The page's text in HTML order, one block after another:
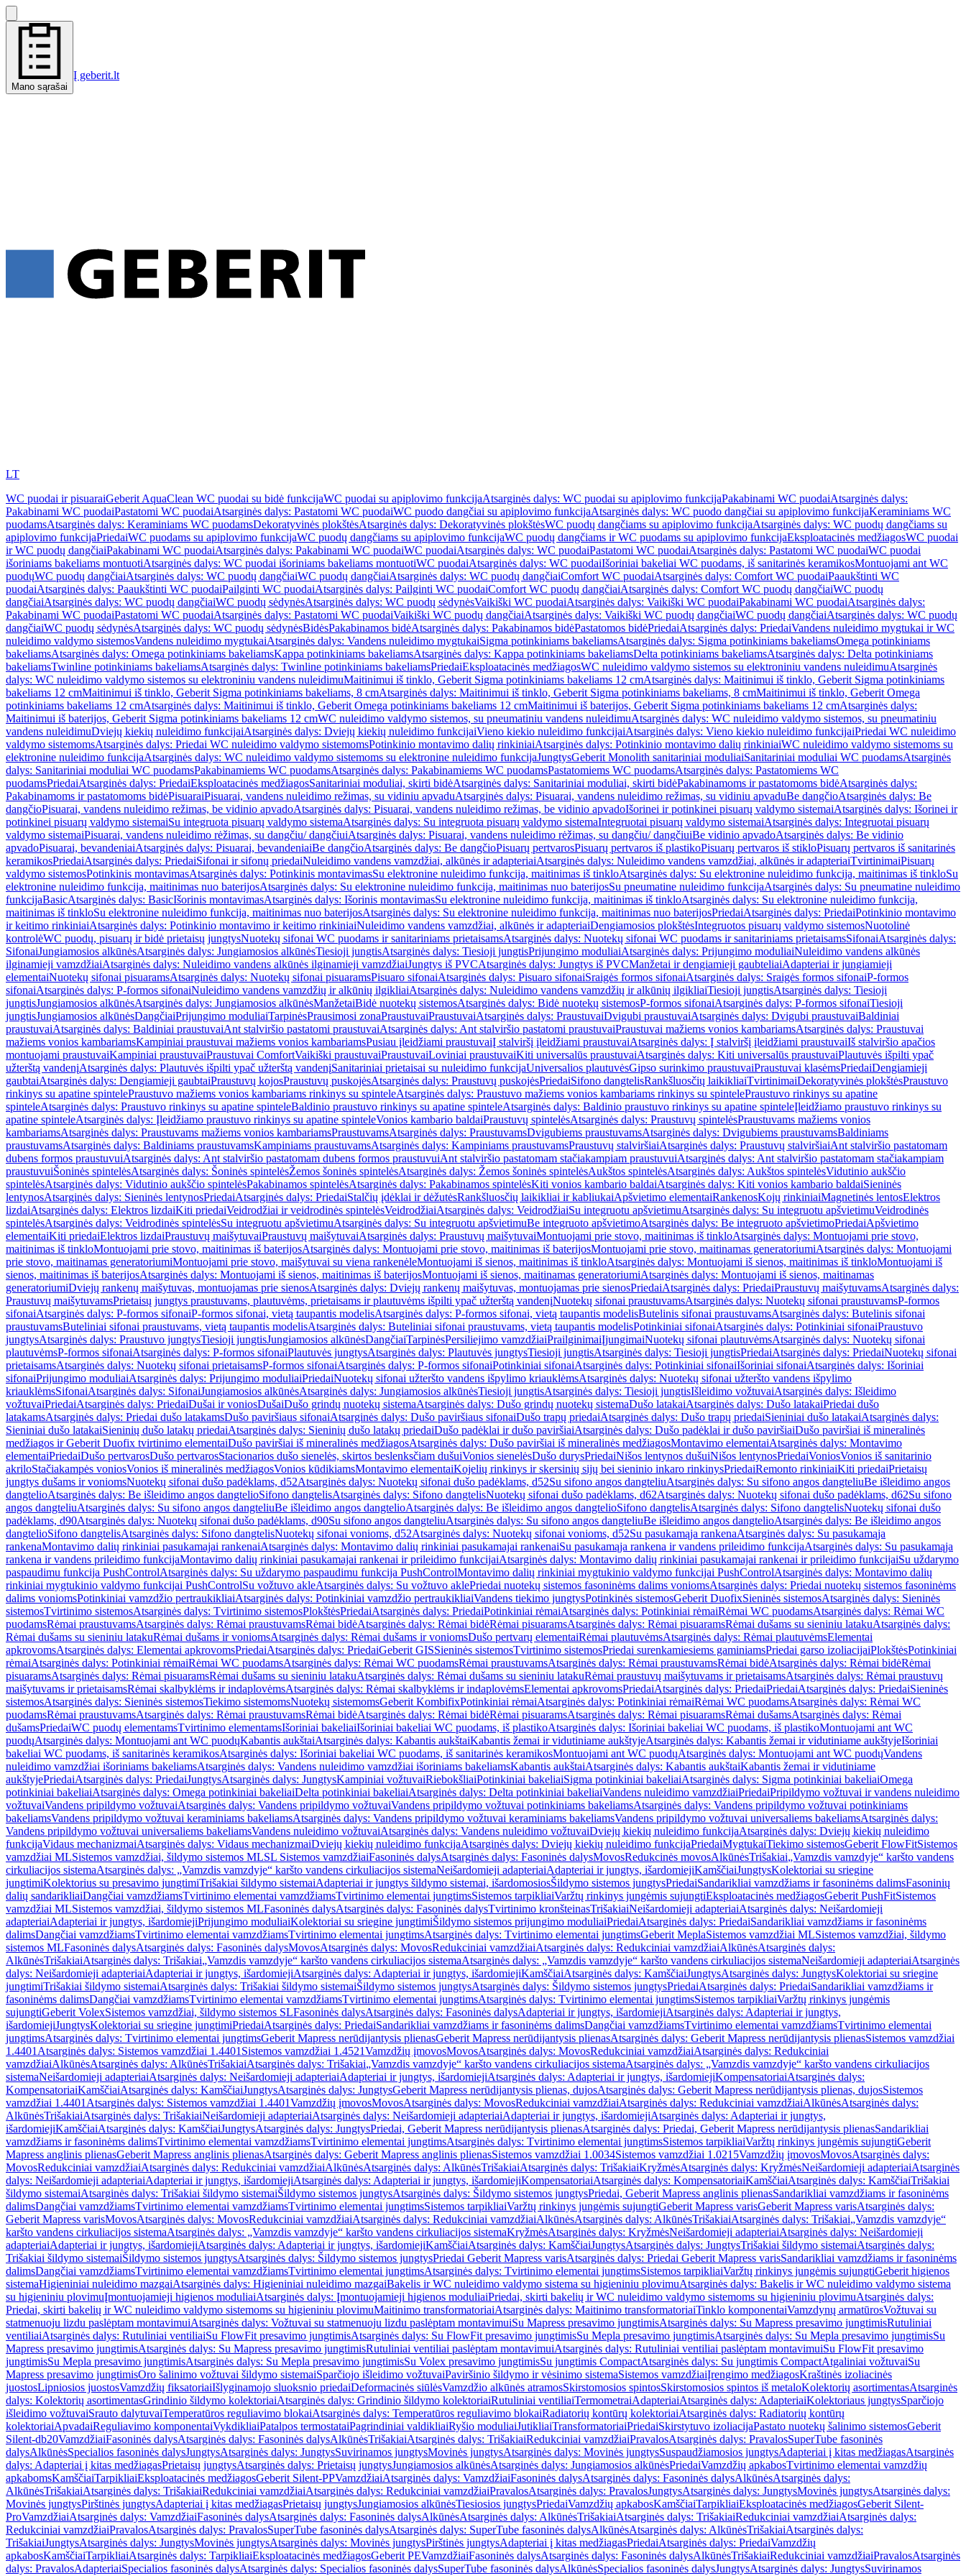
Mano sąrašai
Į geberit.lt
LT
WC puodai ir pisuaraiGeberit AquaClean WC puodai su bidė funkcijaWC puodai su apiplovimo funkcijaAtsarginės dalys: WC puodai su apiplovimo funkcijaPakabinami WC puodaiAtsarginės dalys:
Pakabinami WC puodaiPastatomi WC puodaiAtsarginės dalys: Pastatomi WC puodaiWC puodo dangčiai su apiplovimo funkcijaAtsarginės dalys: WC puodo dangčiai su apiplovimo funkcijaKeraminiams WC
puodamsAtsarginės dalys: Keraminiams WC puodamsDekoratyvinės plokštėsAtsarginės dalys: Dekoratyvinės plokštėsWC puodų dangčiams su apiplovimo funkcijaAtsarginės dalys: WC puodų dangčiams su
apiplovimo funkcijaPriedaiWC puodams su apiplovimo funkcijaWC puodų dangčiams su apiplovimo funkcijaWC puodų dangčiams ir WC puodams su apiplovimo funkcijaEksploatacinės medžiagosWC puodai
ir WC puodų dangčiaiPakabinami WC puodaiAtsarginės dalys: Pakabinami WC puodaiWC puodaiAtsarginės dalys: WC puodaiPastatomi WC puodaiAtsarginės dalys: Pastatomi WC puodaiWC puodai
išoriniams bakeliams montuotiAtsarginės dalys: WC puodai išoriniams bakeliams montuotiWC puodaiAtsarginės dalys: WC puodaiIšoriniai bakeliai WC puodams, iš sanitarinės keramikosMontuojami ant WC
puodųWC puodų dangčiaiAtsarginės dalys: WC puodų dangčiaiWC puodų dangčiaiAtsarginės dalys: WC puodų dangčiaiComfort WC puodaiAtsarginės dalys: Comfort WC puodaiPaaukštinti WC
puodaiAtsarginės dalys: Paaukštinti WC puodaiPailginti WC puodaiAtsarginės dalys: Pailginti WC puodaiComfort WC puodų dangčiaiAtsarginės dalys: Comfort WC puodų dangčiaiWC puodų
dangčiaiAtsarginės dalys: WC puodų dangčiaiWC puodų sėdynėsAtsarginės dalys: WC puodų sėdynėsVaikiški WC puodaiAtsarginės dalys: Vaikiški WC puodaiPakabinami WC puodaiAtsarginės dalys:
Pakabinami WC puodaiPastatomi WC puodaiAtsarginės dalys: Pastatomi WC puodaiVaikiški WC puodų dangčiaiAtsarginės dalys: Vaikiški WC puodų dangčiaiWC puodų dangčiaiAtsarginės dalys: WC puodų
dangčiaiWC puodų sėdynėsAtsarginės dalys: WC puodų sėdynėsBidėsPakabinamos bidėAtsarginės dalys: Pakabinamos bidėPastatomos bidėPriedaiAtsarginės dalys: PriedaiVandens nuleidimo mygtukai ir WC
nuleidimo valdymo sistemosVandens nuleidimo mygtukaiAtsarginės dalys: Vandens nuleidimo mygtukaiSigma potinkiniams bakeliamsAtsarginės dalys: Sigma potinkiniams bakeliamsOmega potinkiniams
bakeliamsAtsarginės dalys: Omega potinkiniams bakeliamsKappa potinkiniams bakeliamsAtsarginės dalys: Kappa potinkiniams bakeliamsDelta potinkiniams bakeliamsAtsarginės dalys: Delta potinkiniams
bakeliamsTwinline potinkiniams bakeliamsAtsarginės dalys: Twinline potinkiniams bakeliamsPriedaiEksploatacinės medžiagosWC nuleidimo valdymo sistemos su elektroniniu vandens nuleidimuAtsarginės
dalys: WC nuleidimo valdymo sistemos su elektroniniu vandens nuleidimuMaitinimui iš tinklo, Geberit Sigma potinkiniams bakeliams 12 cmAtsarginės dalys: Maitinimui iš tinklo, Geberit Sigma potinkiniams
bakeliams 12 cmMaitinimui iš tinklo, Geberit Sigma potinkiniams bakeliams, 8 cmAtsarginės dalys: Maitinimui iš tinklo, Geberit Sigma potinkiniams bakeliams, 8 cmMaitinimui iš tinklo, Geberit Omega
potinkiniams bakeliams 12 cmAtsarginės dalys: Maitinimui iš tinklo, Geberit Omega potinkiniams bakeliams 12 cmMaitinimui iš baterijos, Geberit Sigma potinkiniams bakeliams 12 cmAtsarginės dalys:
Maitinimui iš baterijos, Geberit Sigma potinkiniams bakeliams 12 cmWC nuleidimo valdymo sistemos, su pneumatiniu vandens nuleidimuAtsarginės dalys: WC nuleidimo valdymo sistemos, su pneumatiniu
vandens nuleidimuDviejų kiekių nuleidimo funkcijaiAtsarginės dalys: Dviejų kiekių nuleidimo funkcijaiVieno kiekio nuleidimo funkcijaiAtsarginės dalys: Vieno kiekio nuleidimo funkcijaiPriedai WC nuleidimo
valdymo sistemomsAtsarginės dalys: Priedai WC nuleidimo valdymo sistemomsPotinkinio montavimo dalių rinkiniaiAtsarginės dalys: Potinkinio montavimo dalių rinkiniaiWC nuleidimo valdymo sistemoms su
elektronine nuleidimo funkcijaAtsarginės dalys: WC nuleidimo valdymo sistemoms su elektronine nuleidimo funkcijaJungtysGeberit Monolith sanitariniai moduliaiSanitariniai moduliai WC puodamsAtsarginės
dalys: Sanitariniai moduliai WC puodamsPakabinamiems WC puodamsAtsarginės dalys: Pakabinamiems WC puodamsPastatomiems WC puodamsAtsarginės dalys: Pastatomiems WC
puodamsPriedaiAtsarginės dalys: PriedaiEksploatacinės medžiagosSanitariniai moduliai, skirti bidėAtsarginės dalys: Sanitariniai moduliai, skirti bidėPakabinamoms ir pastatomoms bidėAtsarginės dalys:
Pakabinamoms ir pastatomoms bidėPisuaraiPisuarai, vandens nuleidimo režimas, su vidiniu apvaduAtsarginės dalys: Pisuarai, vandens nuleidimo režimas, su vidiniu apvaduBe dangčioAtsarginės dalys: Be
dangčioPisuarai, vandens nuleidimo režimas, be vidinio apvadoAtsarginės dalys: Pisuarai, vandens nuleidimo režimas, be vidinio apvadoIšorinei ir potinkinei pisuarų valdymo sistemaiAtsarginės dalys: Išorinei ir
potinkinei pisuarų valdymo sistemaiSu integruota pisuarų valdymo sistemaAtsarginės dalys: Su integruota pisuarų valdymo sistemaIntegruotai pisuarų valdymo sistemaiAtsarginės dalys: Integruotai pisuarų
valdymo sistemaiPisuarai, vandens nuleidimo rėžimas, su dangčiu/ dangčiuiAtsarginės dalys: Pisuarai, vandens nuleidimo rėžimas, su dangčiu/ dangčiuiBe vidinio apvadoAtsarginės dalys: Be vidinio
apvadoPisuarai, bevandeniaiAtsarginės dalys: Pisuarai, bevandeniaiBe dangčioAtsarginės dalys: Be dangčioPisuarų pertvarosPisuarų pertvaros iš plastikoPisuarų pertvaros iš stikloPisuarų pertvaros iš sanitarinės
keramikosPriedaiAtsarginės dalys: PriedaiSifonai ir sifonų priedaiNuleidimo vandens vamzdžiai, alkūnės ir adapteriaiAtsarginės dalys: Nuleidimo vandens vamzdžiai, alkūnės ir adapteriaiTvirtinimaiPisuarų
valdymo sistemosPotinkinis montavimasAtsarginės dalys: Potinkinis montavimasSu elektronine nuleidimo funkcija, maitinimas iš tinkloAtsarginės dalys: Su elektronine nuleidimo funkcija, maitinimas iš tinkloSu
elektronine nuleidimo funkcija, maitinimas nuo baterijosAtsarginės dalys: Su elektronine nuleidimo funkcija, maitinimas nuo baterijosSu pneumatine nuleidimo funkcijaAtsarginės dalys: Su pneumatine nuleidimo
funkcijaBasicAtsarginės dalys: BasicIšorinis montavimasAtsarginės dalys: Išorinis montavimasSu elektronine nuleidimo funkcija, maitinimas iš tinkloAtsarginės dalys: Su elektronine nuleidimo funkcija,
maitinimas iš tinkloSu elektronine nuleidimo funkcija, maitinimas nuo baterijosAtsarginės dalys: Su elektronine nuleidimo funkcija, maitinimas nuo baterijosPriedaiAtsarginės dalys: PriedaiPotinkinio montavimo
ir keitimo rinkiniaiAtsarginės dalys: Potinkinio montavimo ir keitimo rinkiniaiNuleidimo vandens vamzdžiai, alkūnės ir adapteriaiDengiamosios plokštėsIntegruotos pisuarų valdymo sistemosNuotolinė
kontrolėWC puodų, pisuarų ir bidė prietaisų jungtysNuotekų sifonai WC puodams ir sanitariniams prietaisamsAtsarginės dalys: Nuotekų sifonai WC puodams ir sanitariniams prietaisamsSifonaiAtsarginės dalys:
SifonaiJungiamosios alkūnėsAtsarginės dalys: Jungiamosios alkūnėsTiesioji jungtisAtsarginės dalys: Tiesioji jungtisPrijungimo moduliaiAtsarginės dalys: Prijungimo moduliaiNuleidimo vandens alkūnės
ilginamieji vamzdžiaiAtsarginės dalys: Nuleidimo vandens alkūnės ilginamieji vamzdžiaiJungtys iš PVCAtsarginės dalys: Jungtys iš PVCManžetai ir dengiamieji gaubteliaiAdapteriai ir jungiamieji
elementaiNuotekų sifonai pisuaramsAtsarginės dalys: Nuotekų sifonai pisuaramsPisuaro sifonaiAtsarginės dalys: Pisuaro sifonaiSraigės formos sifonaiAtsarginės dalys: Sraigės formos sifonaiP-formos
sifonaiAtsarginės dalys: P-formos sifonaiNuleidimo vandens vamzdžių ir alkūnių ilgikliaiAtsarginės dalys: Nuleidimo vandens vamzdžių ir alkūnių ilgikliaiTiesioji jungtisAtsarginės dalys: Tiesioji
jungtisJungiamosios alkūnėsAtsarginės dalys: Jungiamosios alkūnėsManžetaiBidė nuotekų sistemosAtsarginės dalys: Bidė nuotekų sistemosP-formos sifonaiAtsarginės dalys: P-formos sifonaiTiesioji
jungtisJungiamosios alkūnėsDangčiaiPrijungimo moduliaiTarpinėsPrausimosi zonaPraustuvaiPraustuvaiAtsarginės dalys: PraustuvaiDvigubi praustuvaiAtsarginės dalys: Dvigubi praustuvaiBaldiniai
praustuvaiAtsarginės dalys: Baldiniai praustuvaiAnt stalviršio pastatomi praustuvaiAtsarginės dalys: Ant stalviršio pastatomi praustuvaiPraustuvai mažiems vonios kambariamsAtsarginės dalys: Praustuvai
mažiems vonios kambariamsKampiniai praustuvai mažiems vonios kambariamsPusiau įleidžiami praustuvaiĮ stalviršį įleidžiami praustuvaiAtsarginės dalys: Į stalviršį įleidžiami praustuvaiIš stalviršio apačios
montuojami praustuvaiKampiniai praustuvaiPraustuvai ComfortVaikiški praustuvaiPraustuvaiLoviniai praustuvaiKiti universalūs praustuvaiAtsarginės dalys: Kiti universalūs praustuvaiPlautuvės išpilti ypač
užterštą vandenįAtsarginės dalys: Plautuvės išpilti ypač užterštą vandenįSanitariniai prietaisai su nuleidimo funkcijaUniversalios plautuvėsGipso surinkimo praustuvaiPraustuvai klasėmsPriedaiDengiamieji
gaubtaiAtsarginės dalys: Dengiamieji gaubtaiPraustuvų kojosPraustuvų puskojėsAtsarginės dalys: Praustuvų puskojėsPriedaiSifono dangtelisRankšluosčių laikikliaiTvirtinimaiDekoratyvinės plokštėsPraustuvo
rinkinys su apatine spintelePraustuvo mažiems vonios kambariams rinkinys su spinteleAtsarginės dalys: Praustuvo mažiems vonios kambariams rinkinys su spintelePraustuvo rinkinys su apatine
spinteleAtsarginės dalys: Praustuvo rinkinys su apatine spinteleBaldinio praustuvo rinkinys su apatine spinteleAtsarginės dalys: Baldinio praustuvo rinkinys su apatine spinteleĮleidžiamo praustuvo rinkinys su
apatine spinteleAtsarginės dalys: Įleidžiamo praustuvo rinkinys su apatine spinteleVonios kambario baldaiPraustuvų spintelėsAtsarginės dalys: Praustuvų spintelėsPraustuvams mažiems vonios
kambariamsAtsarginės dalys: Praustuvams mažiems vonios kambariamsPraustuvamsAtsarginės dalys: PraustuvamsDvigubiems praustuvamsAtsarginės dalys: Dvigubiems praustuvamsBaldiniams
praustuvamsAtsarginės dalys: Baldiniams praustuvamsKampiniams praustuvamsAtsarginės dalys: Kampiniams praustuvamsPraustuvų stalviršiaiAtsarginės dalys: Praustuvų stalviršiaiAnt stalviršio pastatomam
dubens formos praustuvuiAtsarginės dalys: Ant stalviršio pastatomam dubens formos praustuvuiAnt stalviršio pastatomam stačiakampiam praustuvuiAtsarginės dalys: Ant stalviršio pastatomam stačiakampiam
praustuvuiŠoninės spintelėsAtsarginės dalys: Šoninės spintelėsŽemos šoninės spintelėsAtsarginės dalys: Žemos šoninės spintelėsAukštos spintelėsAtsarginės dalys: Aukštos spintelėsVidutinio aukščio
spintelėsAtsarginės dalys: Vidutinio aukščio spintelėsPakabinamos spintelėsAtsarginės dalys: Pakabinamos spintelėsKiti vonios kambario baldaiAtsarginės dalys: Kiti vonios kambario baldaiSieninės
lentynosAtsarginės dalys: Sieninės lentynosPriedaiAtsarginės dalys: PriedaiStalčių įdėklai ir dėžutėsRankšluosčių laikikliai ir kabliukaiApšvietimo elementaiRankenosKojų rinkiniaiMagnetinės lentosElektros
lizdaiAtsarginės dalys: Elektros lizdaiKiti priedaiVeidrodžiai ir veidrodinės spintelėsVeidrodžiaiAtsarginės dalys: VeidrodžiaiSu integruotu apšvietimuAtsarginės dalys: Su integruotu apšvietimuVeidrodinės
spintelėsAtsarginės dalys: Veidrodinės spintelėsSu integruotu apšvietimuAtsarginės dalys: Su integruotu apšvietimuBe integruoto apšvietimoAtsarginės dalys: Be integruoto apšvietimoPriedaiApšvietimo
elementaiKiti priedaiElektros lizdaiPraustuvų maišytuvaiPraustuvų maišytuvaiAtsarginės dalys: Praustuvų maišytuvaiMontuojami prie stovo, maitinimas iš tinkloAtsarginės dalys: Montuojami prie stovo,
maitinimas iš tinkloMontuojami prie stovo, maitinimas iš baterijosAtsarginės dalys: Montuojami prie stovo, maitinimas iš baterijosMontuojami prie stovo, maitinamas generatoriumiAtsarginės dalys: Montuojami
prie stovo, maitinamas generatoriumiMontuojami prie stovo, maišytuvai su viena rankenėleMontuojami iš sienos, maitinimas iš tinkloAtsarginės dalys: Montuojami iš sienos, maitinimas iš tinkloMontuojami iš
sienos, maitinimas iš baterijosAtsarginės dalys: Montuojami iš sienos, maitinimas iš baterijosMontuojami iš sienos, maitinamas generatoriumiAtsarginės dalys: Montuojami iš sienos, maitinamas
generatoriumiDviejų rankenų maišytuvas, montuojamas prie sienosAtsarginės dalys: Dviejų rankenų maišytuvas, montuojamas prie sienosPriedaiAtsarginės dalys: PriedaiPraustuvų maišytuvamsAtsarginės dalys:
Praustuvų maišytuvamsPrietaisų jungtys praustuvams, plautuvėms, prietaisams ir plautuvėms išpilti ypač užterštą vandenįNuotekų sifonai praustuvamsAtsarginės dalys: Nuotekų sifonai praustuvamsP-formos
sifonaiAtsarginės dalys: P-formos sifonaiP-formos sifonai, vietą taupantis modelisAtsarginės dalys: P-formos sifonai, vietą taupantis modelisButelinis sifonai praustuvamsAtsarginės dalys: Butelinis sifonai
praustuvamsButeliniai sifonai praustuvams, vietą taupantis modelisAtsarginės dalys: Buteliniai sifonai praustuvams, vietą taupantis modelisPotinkiniai sifonaiAtsarginės dalys: Potinkiniai sifonaiPraustuvo
jungtysAtsarginės dalys: Praustuvo jungtysTiesioji jungtisJungiamosios alkūnėsDangčiaiTarpinėsPersiliejimo vamzdžiaiPrailginimaiĮjungimaiNuotekų sifonai plautuvėmsAtsarginės dalys: Nuotekų sifonai
plautuvėmsP-formos sifonaiAtsarginės dalys: P-formos sifonaiPlautuvės jungtysAtsarginės dalys: Plautuvės jungtysTiesioji jungtisAtsarginės dalys: Tiesioji jungtisPriedaiAtsarginės dalys: PriedaiNuotekų sifonai
prietaisamsAtsarginės dalys: Nuotekų sifonai prietaisamsP-formos sifonaiAtsarginės dalys: P-formos sifonaiPotinkiniai sifonaiAtsarginės dalys: Potinkiniai sifonaiIšoriniai sifonaiAtsarginės dalys: Išoriniai
sifonaiPrijungimo moduliaiAtsarginės dalys: Prijungimo moduliaiPriedaiNuotekų sifonai užteršto vandens išpylimo kriauklėmsAtsarginės dalys: Nuotekų sifonai užteršto vandens išpylimo
kriauklėmsSifonaiAtsarginės dalys: SifonaiJungiamosios alkūnėsAtsarginės dalys: Jungiamosios alkūnėsTiesioji jungtisAtsarginės dalys: Tiesioji jungtisIšleidimo vožtuvaiAtsarginės dalys: Išleidimo
vožtuvaiPriedaiAtsarginės dalys: PriedaiDušai ir voniosDušaiDušo grindų nuotekų sistemaAtsarginės dalys: Dušo grindų nuotekų sistemaDušo latakaiAtsarginės dalys: Dušo latakaiPriedai dušo
latakamsAtsarginės dalys: Priedai dušo latakamsDušo paviršiaus sifonaiAtsarginės dalys: Dušo paviršiaus sifonaiDušo trapų priedaiAtsarginės dalys: Dušo trapų priedaiSieniniai dušo latakaiAtsarginės dalys:
Sieniniai dušo latakaiSieninių dušo latakų priedaiAtsarginės dalys: Sieninių dušo latakų priedaiDušo padėklai ir dušo paviršiaiAtsarginės dalys: Dušo padėklai ir dušo paviršiaiDušo paviršiai iš mineralinės
medžiagos ir Geberit Duofix tvirtinimo elementaiDušo paviršiai iš mineralinės medžiagosAtsarginės dalys: Dušo paviršiai iš mineralinės medžiagosMontavimo elementaiAtsarginės dalys: Montavimo
elementaiPriedaiDušo pertvarosDušo pertvarosStacionarios dušo sienelės, skirtos beslenksčiam dušuiVonios sienelėsDušo durysPriedaiNišos lentynos dušuiNišos lentynosPriedaiVoniosVonios iš sanitarinio
akriloStačiakampės voniosVonios iš mineralinės medžiagosVonios kūdikiamsMontavimo elementaiKojelių rinkinys ir skersinių sijų bei sieninio inkaro rinkinysPriedaiRemonto rinkiniaiKiti priedaiPrietaisų
jungtys dušams ir voniomsNuotekų sifonai dušo padėklams, d52Atsarginės dalys: Nuotekų sifonai dušo padėklams, d52Su sifono angos dangteliuAtsarginės dalys: Su sifono angos dangteliuBe išleidimo angos
dangtelioAtsarginės dalys: Be išleidimo angos dangtelioSifono dangtelisAtsarginės dalys: Sifono dangtelisNuotekų sifonai dušo padėklams, d62Atsarginės dalys: Nuotekų sifonai dušo padėklams, d62Su sifono
angos dangteliuAtsarginės dalys: Su sifono angos dangteliuBe išleidimo angos dangtelioAtsarginės dalys: Be išleidimo angos dangtelioSifono dangtelisAtsarginės dalys: Sifono dangtelisNuotekų sifonai dušo
padėklams, d90Atsarginės dalys: Nuotekų sifonai dušo padėklams, d90Su sifono angos dangteliuAtsarginės dalys: Su sifono angos dangteliuBe išleidimo angos dangtelioAtsarginės dalys: Be išleidimo angos
dangtelioSifono dangtelisAtsarginės dalys: Sifono dangtelisNuotekų sifonai vonioms, d52Atsarginės dalys: Nuotekų sifonai vonioms, d52Su pasukamąja rankenaAtsarginės dalys: Su pasukamąja
rankenaMontavimo dalių rinkiniai pasukamajai rankenaiAtsarginės dalys: Montavimo dalių rinkiniai pasukamajai rankenaiSu pasukamąja rankena ir vandens prileidimo funkcijaAtsarginės dalys: Su pasukamąja
rankena ir vandens prileidimo funkcijaMontavimo dalių rinkiniai pasukamajai rankenai ir prileidimo funkcijaiAtsarginės dalys: Montavimo dalių rinkiniai pasukamajai rankenai ir prileidimo funkcijaiSu uždarymo
paspaudimu funkcija PushControlAtsarginės dalys: Su uždarymo paspaudimu funkcija PushControlMontavimo dalių rinkiniai mygtukinio valdymo funkcijai PushControlAtsarginės dalys: Montavimo dalių
rinkiniai mygtukinio valdymo funkcijai PushControlSu vožtuvo akleAtsarginės dalys: Su vožtuvo aklePriedai nuotekų sistemos fasoninėms dalims voniomsAtsarginės dalys: Priedai nuotekų sistemos fasoninėms
dalims voniomsPotinkiniai vamzdžio pertraukikliaiAtsarginės dalys: Potinkiniai vamzdžio pertraukikliaiVandens tiekimo jungtysPotinkinės sistemosGeberit DuofixSieninės sistemosAtsarginės dalys: Sieninės
sistemosTvirtinimo sistemosAtsarginės dalys: Tvirtinimo sistemosPlokštėsPriedaiAtsarginės dalys: PriedaiPotinkiniai rėmaiAtsarginės dalys: Potinkiniai rėmaiRėmai WC puodamsAtsarginės dalys: Rėmai WC
puodamsRėmai praustuvamsAtsarginės dalys: Rėmai praustuvamsRėmai bidėAtsarginės dalys: Rėmai bidėRėmai pisuaramsAtsarginės dalys: Rėmai pisuaramsRėmai dušams su sieniniu latakuAtsarginės dalys:
Rėmai dušams su sieniniu latakuRėmai dušams ir voniomsAtsarginės dalys: Rėmai dušams ir voniomsDušo pertvarų elementaiRėmai plautuvėmsAtsarginės dalys: Rėmai plautuvėmsElementai
apkrovomsAtsarginės dalys: Elementai apkrovomsPriedaiAtsarginės dalys: PriedaiGeberit GISSieninės sistemosTvirtinimo sistemosPriedai surenkamiesiems gaminiamsPriedai garso izoliacijaiPlokštėsPotinkiniai
rėmaiAtsarginės dalys: Potinkiniai rėmaiRėmai WC puodamsAtsarginės dalys: Rėmai WC puodamsRėmai praustuvamsAtsarginės dalys: Rėmai praustuvamsRėmai bidėAtsarginės dalys: Rėmai bidėRėmai
pisuaramsAtsarginės dalys: Rėmai pisuaramsRėmai dušams su sieniniu latakuAtsarginės dalys: Rėmai dušams su sieniniu latakuRėmai praustuvų maišytuvams ir prietaisamsAtsarginės dalys: Rėmai praustuvų
maišytuvams ir prietaisamsRėmai skalbyklėms ir indaplovėmsAtsarginės dalys: Rėmai skalbyklėms ir indaplovėmsElementai apkrovomsPriedaiAtsarginės dalys: PriedaiPriedaiAtsarginės dalys: PriedaiSieninės
sistemosAtsarginės dalys: Sieninės sistemosTiekimo sistemomsNuotekų sistemomsGeberit KombifixPotinkiniai rėmaiAtsarginės dalys: Potinkiniai rėmaiRėmai WC puodamsAtsarginės dalys: Rėmai WC
puodamsRėmai praustuvamsAtsarginės dalys: Rėmai praustuvamsRėmai bidėAtsarginės dalys: Rėmai bidėRėmai pisuaramsAtsarginės dalys: Rėmai pisuaramsRėmai dušamsAtsarginės dalys: Rėmai
dušamsPriedaiWC puodų elementamsTvirtinimo elementamsIšoriniai bakeliaiIšoriniai bakeliai WC puodams, iš plastikoAtsarginės dalys: Išoriniai bakeliai WC puodams, iš plastikoMontuojami ant WC
puodųAtsarginės dalys: Montuojami ant WC puodųKabantis aukštaiAtsarginės dalys: Kabantis aukštaiKabantis žemai ir vidutiniame aukštyjeAtsarginės dalys: Kabantis žemai ir vidutiniame aukštyjeIšoriniai
bakeliai WC puodams, iš sanitarinės keramikosAtsarginės dalys: Išoriniai bakeliai WC puodams, iš sanitarinės keramikosMontuojami ant WC puodųAtsarginės dalys: Montuojami ant WC puodųVandens
nuleidimo vamzdžiai išoriniams bakeliamsAtsarginės dalys: Vandens nuleidimo vamzdžiai išoriniams bakeliamsKabantis aukštaiAtsarginės dalys: Kabantis aukštaiKabantis žemai ir vidutiniame
aukštyjePriedaiAtsarginės dalys: PriedaiJungtysAtsarginės dalys: JungtysKampiniai vožtuvaiRiebokšliaiPotinkiniai bakeliaiSigma potinkiniai bakeliaiAtsarginės dalys: Sigma potinkiniai bakeliaiOmega
potinkiniai bakeliaiAtsarginės dalys: Omega potinkiniai bakeliaiDelta potinkiniai bakeliaiAtsarginės dalys: Delta potinkiniai bakeliaiVandens nuleidimo vamzdžiaiPriedaiPripildymo vožtuvai ir vandens nuleidimo
vožtuvaiVandens pripildymo vožtuvaiAtsarginės dalys: Vandens pripildymo vožtuvaiVandens pripildymo vožtuvai potinkiniams bakeliamsAtsarginės dalys: Vandens pripildymo vožtuvai potinkiniams
bakeliamsVandens pripildymo vožtuvai keraminiams bakeliamsAtsarginės dalys: Vandens pripildymo vožtuvai keraminiams bakeliamsVandens pripildymo vožtuvai universaliems bakeliamsAtsarginės dalys:
Vandens pripildymo vožtuvai universaliems bakeliamsVandens nuleidimo vožtuvaiAtsarginės dalys: Vandens nuleidimo vožtuvaiDviejų kiekių nuleidimo funkcijaAtsarginės dalys: Dviejų kiekių nuleidimo
funkcijaVidaus mechanizmaiAtsarginės dalys: Vidaus mechanizmaiDviejų kiekių nuleidimo funkcijaAtsarginės dalys: Dviejų kiekių nuleidimo funkcijaPriedaiMygtukaiTiekimo sistemosGeberit FlowFitSistemos
vamzdžiai MLSistemos vamzdžiai, šildymo sistemos MLSL Sistemos vamzdžiaiFasoninės dalysAtsarginės dalys: Fasoninės dalysMovosRedukcinės movosAlkūnėsTrišakiai„Vamzdis vamzdyje“ karšto vandens
cirkuliacijos sistemaAtsarginės dalys: „Vamzdis vamzdyje“ karšto vandens cirkuliacijos sistemaNeišardomieji adapteriaiAdapteriai ir jungtys, išardomiejiKamščiaiJungtysKolektoriai su sriegine
jungtimiKolektorius su presavimo jungtimiTrišakiai šildymo sistemaiAdapteriai ir jungtys šildymo sistemai, išardomosiosŠildymo sistemos jungtysPriedaiSandarikliai vamzdžiams ir fasoninėms dalimsFasoninių
dalių sandarikliaiDangčiai vamzdžiamsTvirtinimo elementai vamzdžiamsTvirtinimo elementai jungtimsSistemos tarpikliaiVaržtų rinkinys jungėmis sujungtiEksploatacinės medžiagosGeberit PushFitSistemos
vamzdžiai MLSistemos vamzdžiai, šildymo sistemos MLFasoninės dalysAtsarginės dalys: Fasoninės dalysTvirtinimo kronšteinasTrišakiaiNeišardomieji adapteriaiAtsarginės dalys: Neišardomieji
adapteriaiAdapteriai ir jungtys, išardomiejiPrijungimo moduliaiKolektoriai su sriegine jungtimiŠildymo sistemos prijungimo moduliaiPriedaiAtsarginės dalys: PriedaiSandarikliai vamzdžiams ir fasoninėms
dalimsDangčiai vamzdžiamsTvirtinimo elementai vamzdžiamsTvirtinimo elementai jungtimsAtsarginės dalys: Tvirtinimo elementai jungtimsGeberit MeplaSistemos vamzdžiai MLSistemos vamzdžiai, šildymo
sistemos MLFasoninės dalysAtsarginės dalys: Fasoninės dalysMovosAtsarginės dalys: MovosRedukciniai vamzdžiaiAtsarginės dalys: Redukciniai vamzdžiaiAlkūnėsAtsarginės dalys:
AlkūnėsTrišakiaiAtsarginės dalys: Trišakiai„Vamzdis vamzdyje“ karšto vandens cirkuliacijos sistemaAtsarginės dalys: „Vamzdis vamzdyje“ karšto vandens cirkuliacijos sistemaNeišardomieji adapteriaiAtsarginės
dalys: Neišardomieji adapteriaiAdapteriai ir jungtys, išardomiejiAtsarginės dalys: Adapteriai ir jungtys, išardomiejiKamščiaiAtsarginės dalys: KamščiaiJungtysAtsarginės dalys: JungtysKolektoriai su sriegine
jungtimiTrišakiai šildymo sistemaiAtsarginės dalys: Trišakiai šildymo sistemaiŠildymo sistemos jungtysAtsarginės dalys: Šildymo sistemos jungtysPriedaiAtsarginės dalys: PriedaiSandarikliai vamzdžiams ir
fasoninėms dalimsDangčiai vamzdžiamsTvirtinimo elementai vamzdžiamsTvirtinimo elementai jungtimsAtsarginės dalys: Tvirtinimo elementai jungtimsSistemos tarpikliaiVaržtų rinkinys jungėmis
sujungtiGeberit VolexSistemos vamzdžiai, šildymo sistemos SLFasoninės dalysAtsarginės dalys: Fasoninės dalysAdapteriai ir jungtys, išardomiejiAtsarginės dalys: Adapteriai ir jungtys,
išardomiejiJungtysKolektoriai su sriegine jungtimiPriedaiAtsarginės dalys: PriedaiSandarikliai vamzdžiams ir fasoninėms dalimsDangčiai vamzdžiamsTvirtinimo elementai vamzdžiamsTvirtinimo elementai
jungtimsAtsarginės dalys: Tvirtinimo elementai jungtimsGeberit Mapress nerūdijantysis plienasGeberit Mapress nerūdijantysis plienasAtsarginės dalys: Geberit Mapress nerūdijantysis plienasSistemos vamzdžiai
1.4401 Atsarginės dalys: Sistemos vamzdžiai 1.4401 Sistemos vamzdžiai 1.4521Vamzdžių įmovosMovosAtsarginės dalys: MovosRedukciniai vamzdžiaiAtsarginės dalys: Redukciniai
vamzdžiaiAlkūnėsAtsarginės dalys: AlkūnėsTrišakiaiAtsarginės dalys: Trišakiai„Vamzdis vamzdyje“ karšto vandens cirkuliacijos sistemaAtsarginės dalys: „Vamzdis vamzdyje“ karšto vandens cirkuliacijos
sistemaNeišardomieji adapteriaiAtsarginės dalys: Neišardomieji adapteriaiAdapteriai ir jungtys, išardomiejiAtsarginės dalys: Adapteriai ir jungtys, išardomiejiKompensatoriaiAtsarginės dalys:
KompensatoriaiKamščiaiAtsarginės dalys: KamščiaiJungtysAtsarginės dalys: JungtysGeberit Mapress nerūdijantysis plienas, dujosAtsarginės dalys: Geberit Mapress nerūdijantysis plienas, dujosSistemos
vamzdžiai 1.4401 Atsarginės dalys: Sistemos vamzdžiai 1.4401Vamzdžių įmovosMovosAtsarginės dalys: MovosRedukciniai vamzdžiaiAtsarginės dalys: Redukciniai vamzdžiaiAlkūnėsAtsarginės dalys:
AlkūnėsTrišakiaiAtsarginės dalys: TrišakiaiNeišardomieji adapteriaiAtsarginės dalys: Neišardomieji adapteriaiAdapteriai ir jungtys, išardomiejiAtsarginės dalys: Adapteriai ir jungtys,
išardomiejiKamščiaiAtsarginės dalys: KamščiaiJungtysAtsarginės dalys: JungtysPriedai, Geberit Mapress nerūdijantysis plienasAtsarginės dalys: Priedai, Geberit Mapress nerūdijantysis plienasSandarikliai
vamzdžiams ir fasoninėms dalimsTvirtinimo elementai vamzdžiamsTvirtinimo elementai jungtimsAtsarginės dalys: Tvirtinimo elementai jungtimsSistemos tarpikliaiVaržtų rinkinys jungėmis sujungtiGeberit
Mapress anglinis plienasGeberit Mapress anglinis plienasAtsarginės dalys: Geberit Mapress anglinis plienasSistemos vamzdžiai 1.0034Sistemos vamzdžiai 1.0215Vamzdžių įmovosMovosAtsarginės dalys:
MovosRedukciniai vamzdžiaiAtsarginės dalys: Redukciniai vamzdžiaiAlkūnėsAtsarginės dalys: AlkūnėsTrišakiaiAtsarginės dalys: TrišakiaiKryžmėsAtsarginės dalys: KryžmėsNeišardomieji adapteriaiAtsarginės
dalys: Neišardomieji adapteriaiAdapteriai ir jungtys, išardomiejiAtsarginės dalys: Adapteriai ir jungtys, išardomiejiKompensatoriaiAtsarginės dalys: KompensatoriaiKamščiaiAtsarginės dalys: KamščiaiTrišakiai
šildymo sistemaiAtsarginės dalys: Trišakiai šildymo sistemaiŠildymo sistemos jungtysAtsarginės dalys: Šildymo sistemos jungtysPriedai, Geberit Mapress anglinis plienasSandarikliai vamzdžiams ir fasoninėms
dalimsDangčiai vamzdžiamsTvirtinimo elementai vamzdžiamsTvirtinimo elementai jungtimsSistemos tarpikliaiVaržtų rinkinys jungėmis sujungtiGeberit Mapress varisGeberit Mapress varisAtsarginės dalys:
Geberit Mapress varisMovosAtsarginės dalys: MovosRedukciniai vamzdžiaiAtsarginės dalys: Redukciniai vamzdžiaiAlkūnėsAtsarginės dalys: AlkūnėsTrišakiaiAtsarginės dalys: Trišakiai„Vamzdis vamzdyje“
karšto vandens cirkuliacijos sistemaAtsarginės dalys: „Vamzdis vamzdyje“ karšto vandens cirkuliacijos sistemaKryžmėsAtsarginės dalys: KryžmėsNeišardomieji adapteriaiAtsarginės dalys: Neišardomieji
adapteriaiAdapteriai ir jungtys, išardomiejiAtsarginės dalys: Adapteriai ir jungtys, išardomiejiKamščiaiAtsarginės dalys: KamščiaiJungtysAtsarginės dalys: JungtysTrišakiai šildymo sistemaiAtsarginės dalys:
Trišakiai šildymo sistemaiŠildymo sistemos jungtysAtsarginės dalys: Šildymo sistemos jungtysPriedai Geberit Mapress varisAtsarginės dalys: Priedai Geberit Mapress varisSandarikliai vamzdžiams ir fasoninėms
dalimsDangčiai vamzdžiamsTvirtinimo elementai vamzdžiamsTvirtinimo elementai jungtimsAtsarginės dalys: Tvirtinimo elementai jungtimsSistemos tarpikliaiVaržtų rinkinys jungėmis sujungtiGeberit higienos
sistemaHigieniniai nuleidimo mazgaiAtsarginės dalys: Higieniniai nuleidimo mazgaiBakelis ir WC nuleidimo valdymo sistema su higieniniu plovimuAtsarginės dalys: Bakelis ir WC nuleidimo valdymo sistema
su higieniniu plovimuĮmontuojamieji higienos moduliaiAtsarginės dalys: Įmontuojamieji higienos moduliaiPriedai, skirti bakelių ir WC nuleidimo valdymo sistemoms su higieniniu plovimuAtsarginės dalys:
Priedai, skirti bakelių ir WC nuleidimo valdymo sistemoms su higieniniu plovimuMaitinimo transformatoriaiAtsarginės dalys: Maitinimo transformatoriaiTinklo komponentaiVamzdynų armatūrosVožtuvai su
statmenuoju lizdu paslėptam montavimuiAtsarginės dalys: Vožtuvai su statmenuoju lizdu paslėptam montavimuiSu Mapress presavimo jungtimisAtsarginės dalys: Su Mapress presavimo jungtimisRutuliniai
ventiliaiAtsarginės dalys: Rutuliniai ventiliaiSu FlowFit presavimo jungtimisAtsarginės dalys: Su FlowFit presavimo jungtimisSu Mepla presavimo jungtimisAtsarginės dalys: Su Mepla presavimo jungtimisSu
Mapress presavimo jungtimisAtsarginės dalys: Su Mapress presavimo jungtimisRutuliniai ventiliai paslėptam montavimuiAtsarginės dalys: Rutuliniai ventiliai paslėptam montavimuiSu FlowFit presavimo
jungtimisSu Mepla presavimo jungtimisAtsarginės dalys: Su Mepla presavimo jungtimisSu Volex presavimo jungtimisSu jungtimis CompactAtsarginės dalys: Su jungtimis CompactAtgaliniai vožtuvaiSu
Mapress presavimo jungtimisOro šalinimo vožtuvai šildymo sistemaiSparčiojo išleidimo vožtuvaiPaviršinio šildymo ir vėsinimo sistemaSistemos vamzdžiaiĮrengimo medžiagosKraštinės izoliacinės
juostosLipniosios juostosVamzdžių fiksatoriaiIšlyginamojo sluoksnio priedaiDeformacinės siūlėsVamzdžio alkūnės atramosSkirstomosios spintosSkirstomosios spintos iš metaloKolektorių asortimentasAtsarginės
dalys: Kolektorių asortimentasGrindinio šildymo kolektoriaiAtsarginės dalys: Grindinio šildymo kolektoriaiRutuliniai ventiliaiTermometraiAdapteriaiAtsarginės dalys: AdapteriaiKolektoriaus jungtysSparčiojo
išleidimo vožtuvaiSrauto dalytuvaiTemperatūros reguliavimo blokaiAtsarginės dalys: Temperatūros reguliavimo blokaiRadiatorių kontūrų kolektoriaiAtsarginės dalys: Radiatorių kontūrų
kolektoriaiApvadaiReguliavimo komponentaiVykdikliaiPatalpos termostataiPagrindiniai valdikliaiRyšio moduliaiJutikliaiTransformatoriaiPriedaiSkirstytuvo izoliacijaPastato nuotekų šalinimo sistemosGeberit
Silent-db20VamzdžiaiFasoninės dalysAtsarginės dalys: Fasoninės dalysAlkūnėsTrišakiaiAtsarginės dalys: TrišakiaiRedukciniai vamzdžiaiPravalosAtsarginės dalys: PravalosSuperTube fasoninės
dalysAlkūnėsSpecialios fasoninės dalysJungtysAtsarginės dalys: JungtysSuvirinamos jungtysMovinės jungtysAtsarginės dalys: Movinės jungtysSuspaudžiamosios jungtysAdapteriai į kitas medžiagasAtsarginės
dalys: Adapteriai į kitas medžiagasPrietaisų jungtysAtsarginės dalys: Prietaisų jungtysJungiamosios alkūnėsAtsarginės dalys: Jungiamosios alkūnėsPriedaiVamzdžių apkabosTvirtinimo elementai vamzdžių
apkabomsKamščiaiTarpikliaiEksploatacinės medžiagosGeberit Silent-PPVamzdžiaiAtsarginės dalys: VamzdžiaiFasoninės dalysAtsarginės dalys: Fasoninės dalysAlkūnėsAtsarginės dalys:
AlkūnėsTrišakiaiAtsarginės dalys: TrišakiaiRedukciniai vamzdžiaiAtsarginės dalys: Redukciniai vamzdžiaiPravalosAtsarginės dalys: PravalosJungtysAtsarginės dalys: JungtysMovinės jungtysAtsarginės dalys:
Movinės jungtysPirštinės jungtysAdapteriai į kitas medžiagasPrietaisų jungtysJungiamosios alkūnėsTiesiosios jungtysPriedaiVamzdžių apkabosKamščiaiTarpikliaiEksploatacinės medžiagosGeberit Silent-
ProVamzdžiaiAtsarginės dalys: VamzdžiaiFasoninės dalysAtsarginės dalys: Fasoninės dalysAlkūnėsAtsarginės dalys: AlkūnėsTrišakiaiAtsarginės dalys: TrišakiaiRedukciniai vamzdžiaiAtsarginės dalys:
Redukciniai vamzdžiaiPravalosAtsarginės dalys: PravalosSuperTube fasoninės dalysAtsarginės dalys: SuperTube fasoninės dalysAlkūnėsAtsarginės dalys: AlkūnėsTrišakiaiAtsarginės dalys:
TrišakiaiJungtysAtsarginės dalys: JungtysMovinės jungtysAtsarginės dalys: Movinės jungtysPirštinės jungtysAdapteriai į kitas medžiagasPriedaiAtsarginės dalys: PriedaiVamzdžių
apkabosKamščiaiTarpikliaiAtsarginės dalys: TarpikliaiEksploatacinės medžiagosGeberit PEVamzdžiaiFasoninės dalysAtsarginės dalys: Fasoninės dalysAlkūnėsTrišakiaiRedukciniai vamzdžiaiPravalosAtsarginės
dalys: PravalosAdapteriaiSpecialios fasoninės dalysAtsarginės dalys: Specialios fasoninės dalysSuperTube fasoninės dalysAlkūnėsSpecialios fasoninės dalysJungtysAtsarginės dalys: JungtysSuvirinamos